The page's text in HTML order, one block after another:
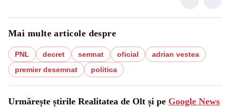
Mai multe articole despre
PNL decret semnat oficial
adrian vestea
premier desemnat
politica
Urmărește știrile Realitatea de Olt și pe Google News